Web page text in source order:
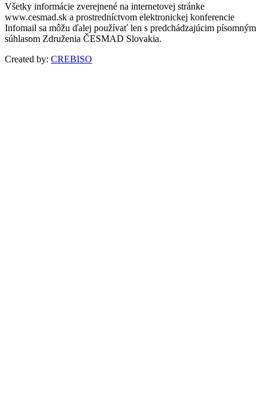
Všetky informácie zverejnené na internetovej stránke
www.cesmad.sk a prostredníctvom elektronickej konferencie
Infomail sa môžu ďalej používať len s predchádzajúcim písomným
súhlasom Združenia ČESMAD Slovakia.
Created by: CREBISO